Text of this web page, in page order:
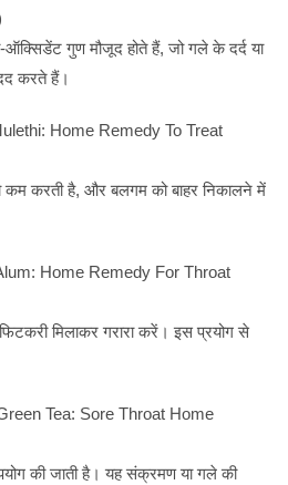
गुण मौजूद होते हैं, जो गले के दर्द या
करते हैं।
Home Remedy To Treat
करती है, और बलगम को बाहर निकालने में
Home Remedy For Throat
मिलाकर गरारा करें। इस प्रयोग से
Tea: Sore Throat Home
की जाती है। यह संक्रमण या गले की